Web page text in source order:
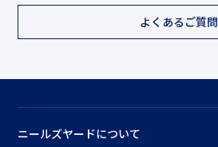
よくあるご質問
ニールズヤードについて